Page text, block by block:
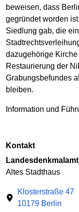
beweisen, dass
gegründet worden
Siedlung gab, die
dazugehörige
Restaurierung der
Grabungsbefundes
bleiben.
Information und
Kontakt
Altes Stadthaus
Klosterstraße 47
10179 Berlin